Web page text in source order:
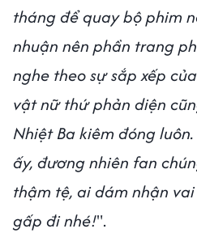
tháng để quay bộ phim
nhuận nên phần trang
nghe theo sự sắp xếp
vật nữ thứ phản diện
Nhiệt Ba kiêm đóng
ấy, đương nhiên fan
thậm tệ, ai dám nhận
gấp đi nhé!".